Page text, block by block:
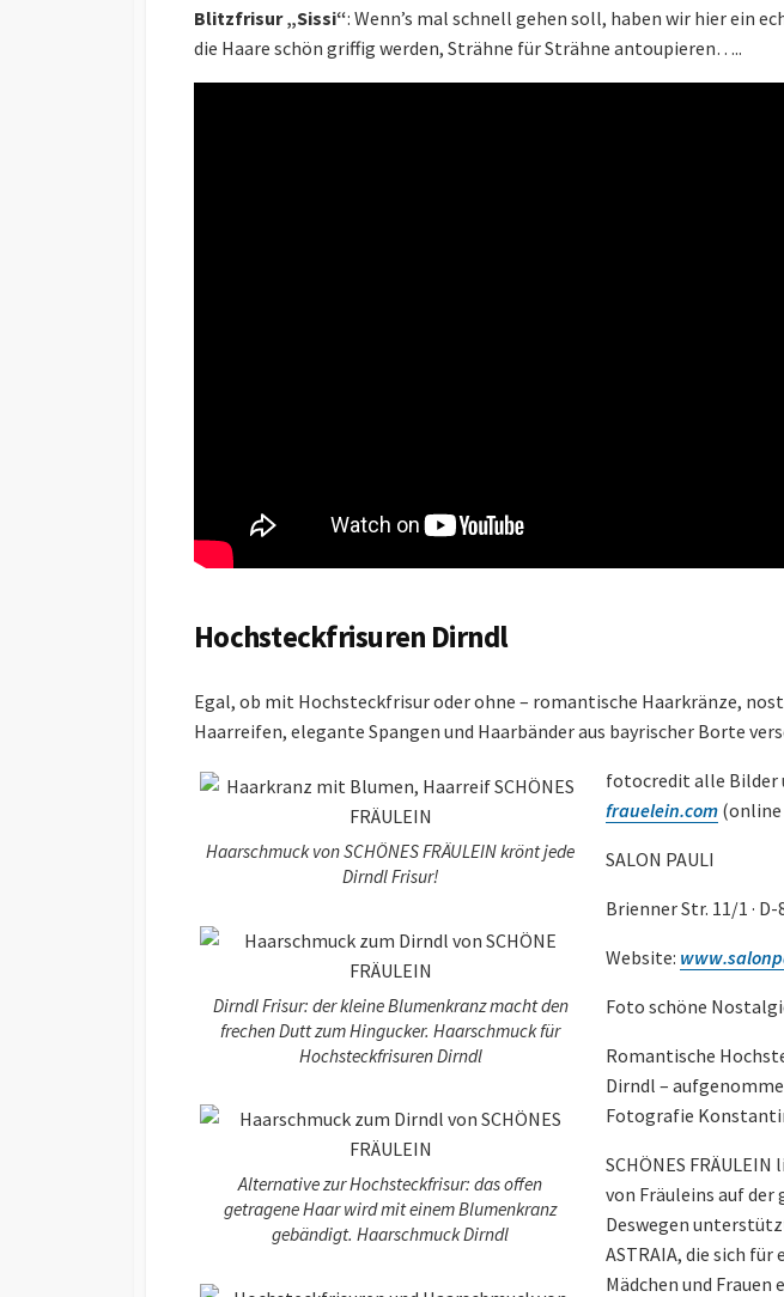
Blitzfrisur „Sissi“: Wenn’s mal schnell gehen soll, haben wir hier ein
die Haare schön griffig werden, Strähne für Strähne antoupieren…..
Hochsteckfrisuren Dirndl
Egal, ob mit Hochsteckfrisur oder ohne – romantische Haarkränze,
Haarreifen, elegante Spangen und Haarbänder aus bayrischer Borte
Haarschmuck von SCHÖNES FRÄULEIN krönt jede
Dirndl Frisur!
Dirndl Frisur: der kleine Blumenkranz macht den
frechen Dutt zum Hingucker. Haarschmuck für
Hochsteckfrisuren Dirndl
Alternative zur Hochsteckfrisur: das offen
getragene Haar wird mit einem Blumenkranz
gebändigt. Haarschmuck Dirndl
fotocredit alle Bilder
frauelein.com (online
SALON PAULI
Brienner Str. 11/1 ·
Website:
Foto schöne
Romantische
Dirndl –
Fotografie
SCHÖNES
von Fräuleins auf der
Deswegen
ASTRAIA, die sich für
Mädchen und